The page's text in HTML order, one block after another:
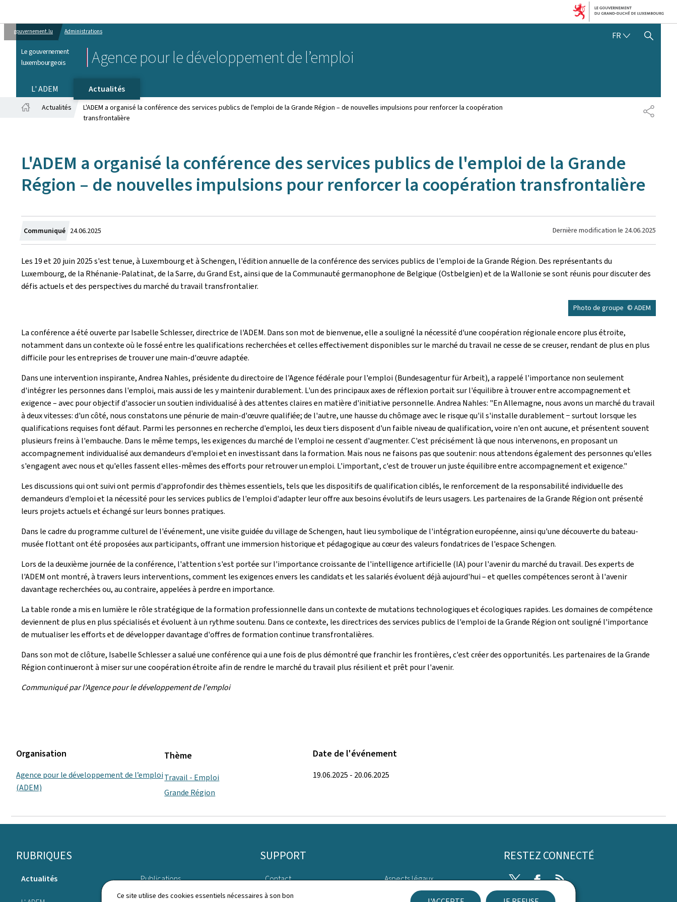
Ce site utilise des cookies essentiels nécessaires à son bon
gouvernement.lu Administrations
Le gouvernement
luxembourgeois
Agence pour le développement de l’emploi
FRFRANÇAIS
AFFICHER / MASQUER
L' ADEM
Actualités
Actualités
L'ADEM a organisé la conférence des services publics de l'emploi de la Grande Région – de nouvelles impulsions pour renforcer la coopération
transfrontalière
L'ADEM a organisé la conférence des services publics de l'emploi de la Grande
Région – de nouvelles impulsions pour renforcer la coopération transfrontalière
Communiqué Crée
le
24.06.2025 Dernière modification le 24.06.2025
Les 19 et 20 juin 2025 s'est tenue, à Luxembourg et à Schengen, l'édition annuelle de la conférence des services publics de l'emploi de la Grande Région. Des représentants du
Luxembourg, de la Rhénanie-Palatinat, de la Sarre, du Grand Est, ainsi que de la Communauté germanophone de Belgique (Ostbelgien) et de la Wallonie se sont réunis pour discuter des
défis actuels et des perspectives du marché du travail transfrontalier.
Photo de groupe © ADEM
La conférence a été ouverte par Isabelle Schlesser, directrice de l'ADEM. Dans son mot de bienvenue, elle a souligné la nécessité d'une coopération régionale encore plus étroite,
notamment dans un contexte où le fossé entre les qualifications recherchées et celles effectivement disponibles sur le marché du travail ne cesse de se creuser, rendant de plus en plus
difficile pour les entreprises de trouver une main-d'œuvre adaptée.
Dans une intervention inspirante, Andrea Nahles, présidente du directoire de l'Agence fédérale pour l'emploi (Bundesagentur für Arbeit), a rappelé l'importance non seulement
d'intégrer les personnes dans l'emploi, mais aussi de les y maintenir durablement. L'un des principaux axes de réflexion portait sur l'équilibre à trouver entre accompagnement et
exigence – avec pour objectif d'associer un soutien individualisé à des attentes claires en matière d'initiative personnelle. Andrea Nahles: "En Allemagne, nous avons un marché du travail
à deux vitesses: d'un côté, nous constatons une pénurie de main-d'œuvre qualifiée; de l'autre, une hausse du chômage avec le risque qu'il s'installe durablement − surtout lorsque les
qualifications requises font défaut. Parmi les personnes en recherche d'emploi, les deux tiers disposent d'un faible niveau de qualification, voire n'en ont aucune, et présentent souvent
plusieurs freins à l'embauche. Dans le même temps, les exigences du marché de l'emploi ne cessent d'augmenter. C'est précisément là que nous intervenons, en proposant un
accompagnement individualisé aux demandeurs d'emploi et en investissant dans la formation. Mais nous ne faisons pas que soutenir: nous attendons également des personnes qu'elles
s'engagent avec nous et qu'elles fassent elles-mêmes des efforts pour retrouver un emploi. L'important, c'est de trouver un juste équilibre entre accompagnement et exigence."
Les discussions qui ont suivi ont permis d'approfondir des thèmes essentiels, tels que les dispositifs de qualification ciblés, le renforcement de la responsabilité individuelle des
demandeurs d'emploi et la nécessité pour les services publics de l'emploi d'adapter leur offre aux besoins évolutifs de leurs usagers. Les partenaires de la Grande Région ont présenté
leurs projets actuels et échangé sur leurs bonnes pratiques.
Dans le cadre du programme culturel de l'événement, une visite guidée du village de Schengen, haut lieu symbolique de l'intégration européenne, ainsi qu'une découverte du bateau-
musée flottant ont été proposées aux participants, offrant une immersion historique et pédagogique au cœur des valeurs fondatrices de l'espace Schengen.
Lors de la deuxième journée de la conférence, l'attention s'est portée sur l'importance croissante de l'intelligence artificielle (IA) pour l'avenir du marché du travail. Des experts de
l'ADEM ont montré, à travers leurs interventions, comment les exigences envers les candidats et les salariés évoluent déjà aujourd'hui – et quelles compétences seront à l'avenir
davantage recherchées ou, au contraire, appelées à perdre en importance.
La table ronde a mis en lumière le rôle stratégique de la formation professionnelle dans un contexte de mutations technologiques et écologiques rapides. Les domaines de compétence
deviennent de plus en plus spécialisés et évoluent à un rythme soutenu. Dans ce contexte, les directrices des services publics de l'emploi de la Grande Région ont souligné l'importance
de mutualiser les efforts et de développer davantage d'offres de formation continue transfrontalières.
Dans son mot de clôture, Isabelle Schlesser a salué une conférence qui a une fois de plus démontré que franchir les frontières, c'est créer des opportunités. Les partenaires de la Grande
Région continueront à miser sur une coopération étroite afin de rendre le marché du travail plus résilient et prêt pour l'avenir.
Communiqué par l'Agence pour le développement de l'emploi
Organisation
Agence pour le développement de l’emploi
(ADEM)
Thème
Travail - Emploi
Grande Région
Date de l'événement
19.06.2025 - 20.06.2025
Pied
de
RUBRIQUES
Actualités Publications
SUPPORT
Contact Aspects légaux
RESTEZ CONNECTÉ
TwitterFacebook
RSS